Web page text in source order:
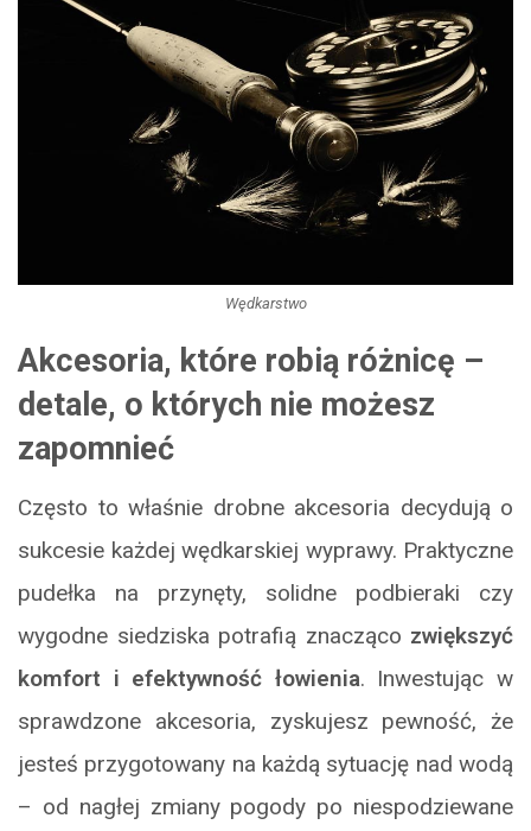
Wędkarstwo
Akcesoria, które robią różnicę –
detale, o których nie możesz
zapomnieć
Często to właśnie drobne akcesoria decydują o
sukcesie każdej wędkarskiej wyprawy. Praktyczne
pudełka na przynęty, solidne podbieraki czy
wygodne siedziska potrafią znacząco zwiększyć
komfort i efektywność łowienia. Inwestując w
sprawdzone akcesoria, zyskujesz pewność, że
jesteś przygotowany na każdą sytuację nad wodą
– od nagłej zmiany pogody po niespodziewane